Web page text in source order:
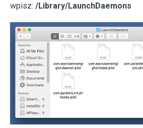
wpisz: /Library/LaunchDaemons